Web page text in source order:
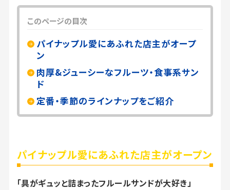
このページの目次
パイナップル愛にあふれた店主がオープ
ン
肉厚&ジューシーなフルーツ・食事系サン
ド
定番・季節のラインナップをご紹介
パイナップル愛にあふれた店主がオープン
「具がギュッと詰まったフルールサンドが大好き」